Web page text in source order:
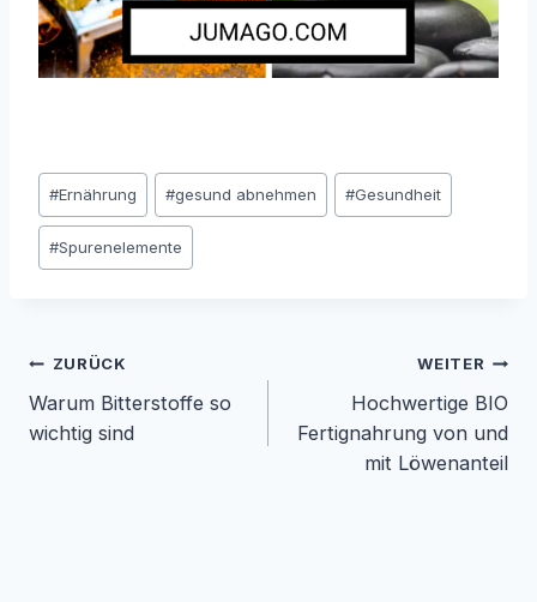
Schlagworte:
#Ernährung #gesund abnehmen #Gesundheit
#Spurenelemente
Beitragsnavigation
ZURÜCK
Warum Bitterstoffe so
wichtig sind
WEITER
Hochwertige BIO
Fertignahrung von und
mit Löwenanteil